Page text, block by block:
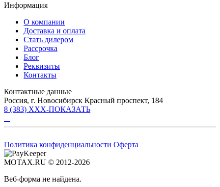
Информация
О компании
Доставка и оплата
Стать дилером
Рассрочка
Блог
Реквизиты
Контакты
Контактные данные
Россия, г. Новосибирск Красный проспект, 184
8 (383) XXX-ПОКАЗАТЬ
Политика конфиденциальности Оферта
MOTAX.RU © 2012-2026
Веб-форма не найдена.